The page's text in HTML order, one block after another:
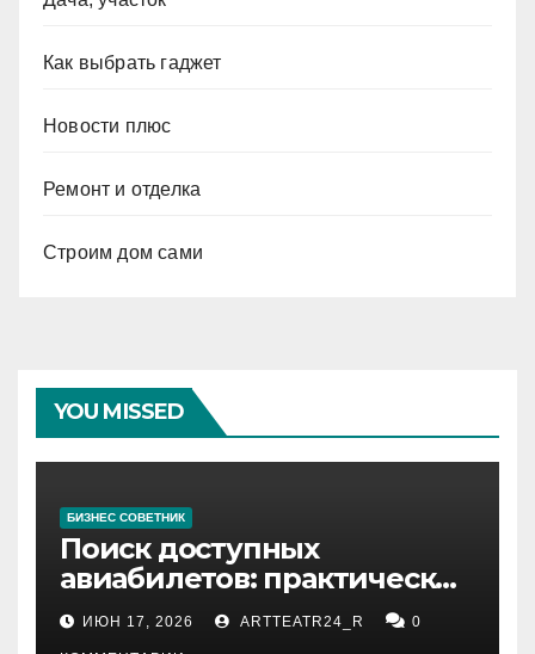
Как выбрать гаджет
Новости плюс
Ремонт и отделка
Строим дом сами
YOU MISSED
БИЗНЕС СОВЕТНИК
Поиск доступных
авиабилетов: практические
рекомендации
ИЮН 17, 2026 ARTTEATR24_R 0